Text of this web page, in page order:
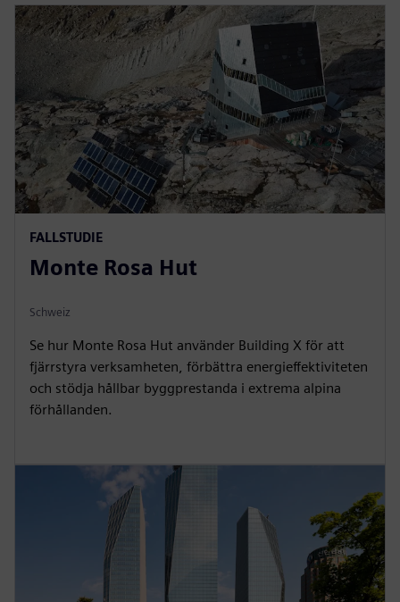
FALLSTUDIE
Monte Rosa Hut
Schweiz
Se hur Monte Rosa Hut använder Building X för att
fjärrstyra verksamheten, förbättra energieffektiviteten
och stödja hållbar byggprestanda i extrema alpina
förhållanden.